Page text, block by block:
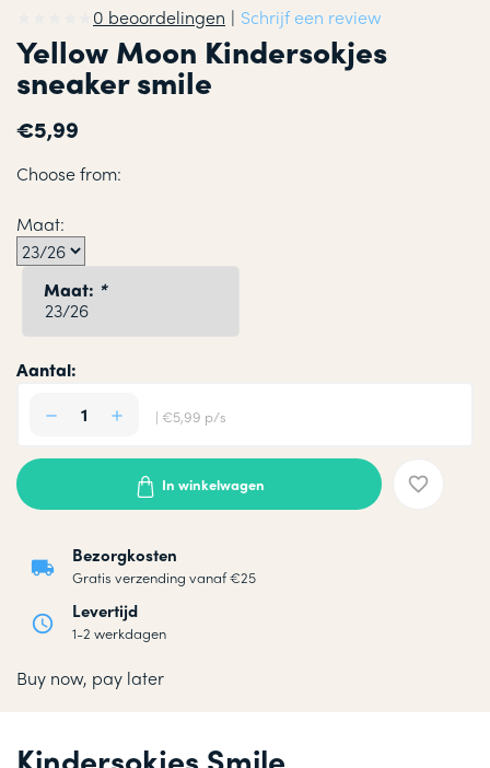
0 beoordelingen | Schrijf een review
Yellow Moon Kindersokjes
sneaker smile
€5,99
Choose from:
Maat:
Maat: *
Aantal:
| €5,99 p/s
Bezorgkosten
Gratis verzending vanaf €25
Levertijd
1-2 werkdagen
In winkelwagen
Buy now, pay later